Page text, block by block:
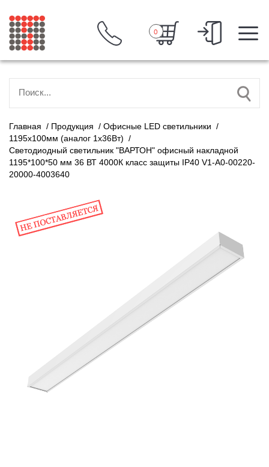
0
Главная / Продукция / Офисные LED светильники /
1195х100мм (аналог 1х36Вт) /
Светодиодный светильник "ВАРТОН" офисный накладной
1195*100*50 мм 36 ВТ 4000К класс защиты IP40 V1-A0-00220-
20000-4003640